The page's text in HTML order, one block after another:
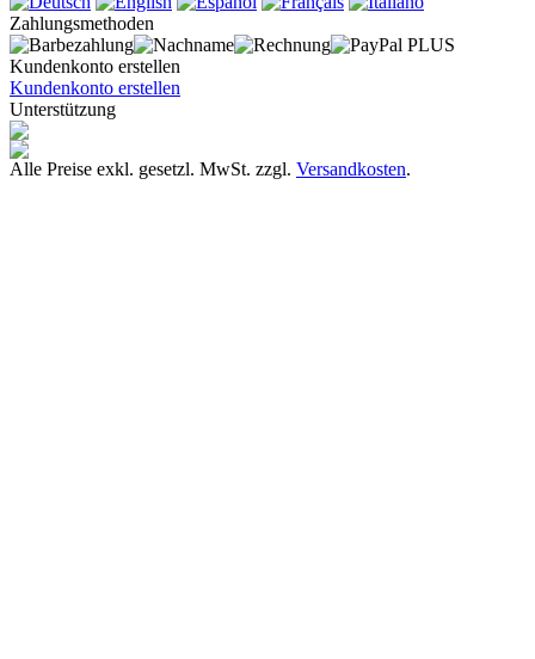
Zahlungsmethoden
Kundenkonto erstellen
Kundenkonto erstellen
Unterstützung
Alle Preise exkl. gesetzl. MwSt. zzgl. Versandkosten.